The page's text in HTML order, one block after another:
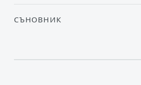
СЪНОВНИК